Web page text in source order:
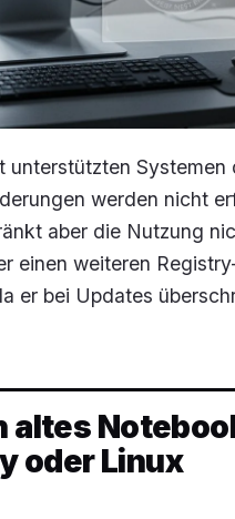
unterstützten Systemen
werden nicht
aber die Nutzung
einen weiteren
er bei Updates
altes
oder Linux